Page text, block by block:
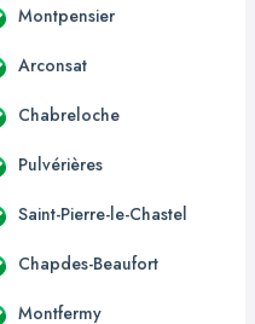
Montpensier
Arconsat
Chabreloche
Pulvérières
Saint-Pierre-le-Chastel
Chapdes-Beaufort
Montfermy